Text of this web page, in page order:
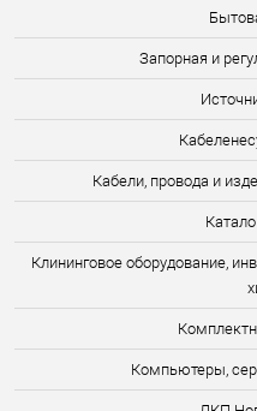
Запорная и
Кабели, провода и
Клининговое оборудование,
Компьютеры,